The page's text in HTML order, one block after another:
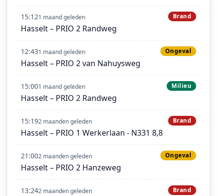
15:121 maand geleden Brand
Hasselt – PRIO 2 Randweg
12:431 maand geleden Ongeval
Hasselt – PRIO 2 van Nahuysweg
15:001 maand geleden Milieu
Hasselt – PRIO 2 Randweg
15:192 maanden geleden Brand
Hasselt – PRIO 1 Werkerlaan - N331 8,8
21:002 maanden geleden Ongeval
Hasselt – PRIO 2 Hanzeweg
13:242 maanden geleden Brand